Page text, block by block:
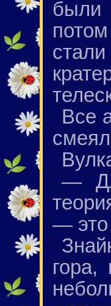
были
Все
—
— это
гора,